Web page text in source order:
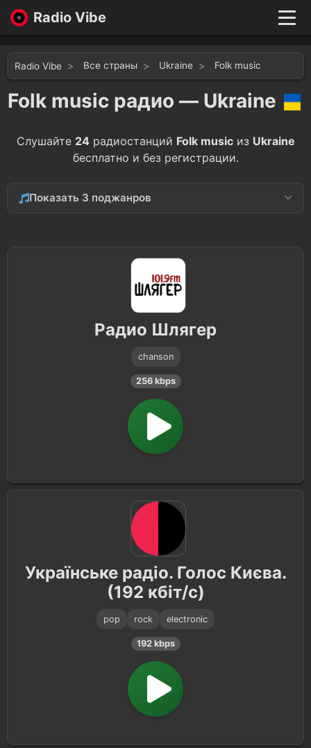
Radio Vibe
New
Genres
Likes
Top 100
Radio Vibe Все страны Ukraine Folk music
Folk music радио — Ukraine
Слушайте 24 радиостанций Folk musicиз Ukraine
бесплатно и без регистрации.
Показать 3 поджанров
Радио Шлягер
chanson
256 kbps
Українське радіо. Голос Києва.
(192 кбіт/с)
pop rock electronic
192 kbps